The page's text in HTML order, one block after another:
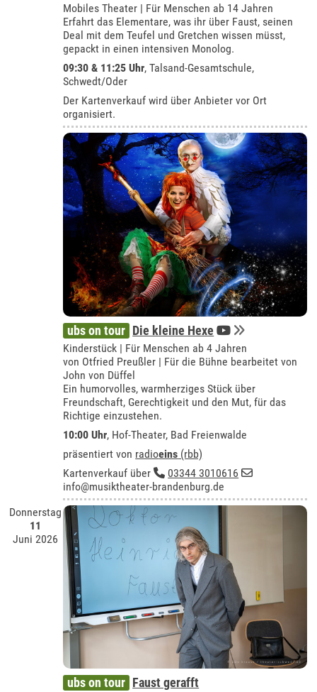
Mobiles Theater | Für Menschen ab 14 Jahren
Erfahrt das Elementare, was ihr über Faust, seinen
Deal mit dem Teufel und Gretchen wissen müsst,
gepackt in einen intensiven Monolog.
09:30 & 11:25 Uhr,Talsand-Gesamtschule,
Schwedt/Oder
Der Kartenverkauf wird über Anbieter vor Ort
organisiert.
ubs on tour Die kleine Hexe
Kinderstück | Für Menschen ab 4 Jahren
von Otfried Preußler | Für die Bühne bearbeitet von
John von Düffel
Ein humorvolles, warmherziges Stück über
Freundschaft, Gerechtigkeit und den Mut, für das
Richtige einzustehen.
10:00 Uhr, Hof-Theater, Bad Freienwalde
präsentiert von radioeins (rbb)
Kartenverkauf über
03344 3010616
info@musiktheater-brandenburg.de
Donnerstag
11
Juni 2026
ubs on tour Faust gerafft